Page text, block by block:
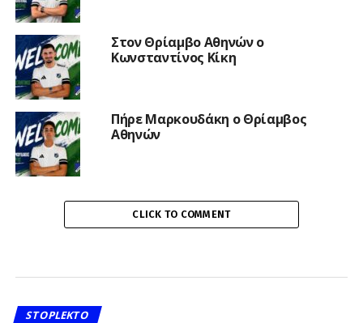
Στον Θρίαμβο Αθηνών ο
Κωνσταντίνος Κίκη
Πήρε Μαρκουδάκη ο Θρίαμβος
Αθηνών
CLICK TO COMMENT
STOPLEKTO